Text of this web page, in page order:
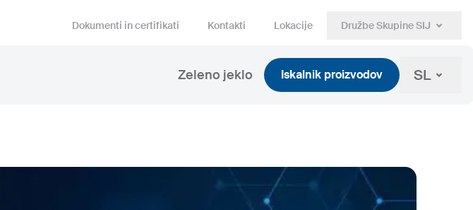
Dokumenti in certifikati Kontakti Lokacije Družbe Skupine SIJ
Zeleno jeklo Iskalnik proizvodov SL